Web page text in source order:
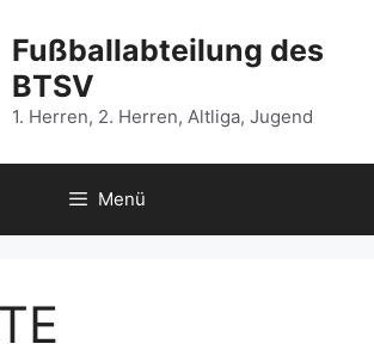
Fußballabteilung des
BTSV
1. Herren, 2. Herren, Altliga, Jugend
Menü